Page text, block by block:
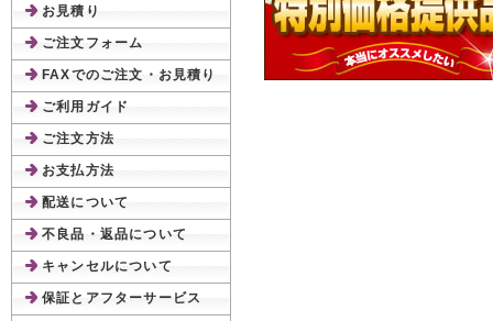
お見積り
ご注文フォーム
FAXでのご注文・お見積り
ご利用ガイド
ご注文方法
お支払方法
配送について
不良品・返品について
キャンセルについて
保証とアフターサービス